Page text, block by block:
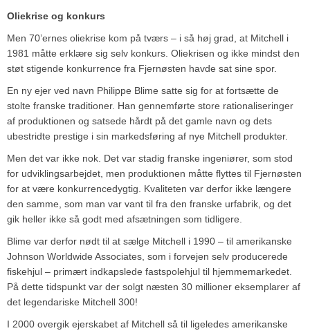
Oliekrise og konkurs
Men 70’ernes oliekrise kom på tværs – i så høj grad, at Mitchell i
1981 måtte erklære sig selv konkurs. Oliekrisen og ikke mindst den
støt stigende konkurrence fra Fjernøsten havde sat sine spor.
En ny ejer ved navn Philippe Blime satte sig for at fortsætte de
stolte franske traditioner. Han gennemførte store rationaliseringer
af produktionen og satsede hårdt på det gamle navn og dets
ubestridte prestige i sin markedsføring af nye Mitchell produkter.
Men det var ikke nok. Det var stadig franske ingeniører, som stod
for udviklingsarbejdet, men produktionen måtte flyttes til Fjernøsten
for at være konkurrencedygtig. Kvaliteten var derfor ikke længere
den samme, som man var vant til fra den franske urfabrik, og det
gik heller ikke så godt med afsætningen som tidligere.
Blime var derfor nødt til at sælge Mitchell i 1990 – til amerikanske
Johnson Worldwide Associates, som i forvejen selv producerede
fiskehjul – primært indkapslede fastspolehjul til hjemmemarkedet.
På dette tidspunkt var der solgt næsten 30 millioner eksemplarer af
det legendariske Mitchell 300!
I 2000 overgik ejerskabet af Mitchell så til ligeledes amerikanske